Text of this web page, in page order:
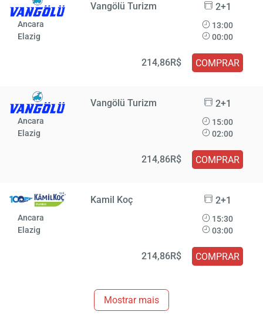
Vangölü Turizm 2+1
Ancara
Elazig
13:00
00:00
214,86R$ COMPRAR
Vangölü Turizm 2+1
Ancara
Elazig
15:00
02:00
214,86R$ COMPRAR
Kamil Koç 2+1
Ancara
Elazig
15:30
03:00
214,86R$ COMPRAR
Mostrar mais